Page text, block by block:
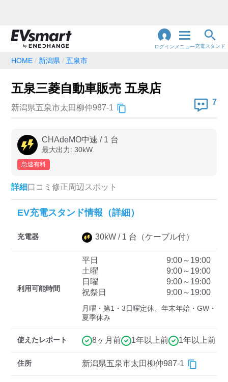
ログイン メニュー充電スタンド
地名・観光スポット・住所で検索
充電器の種類
急速充電器のみ表示
高速道路上のみ表示
認証システム
三菱ディーラーを表示
日産ディーラーを表示
充電器の出力
HOME 新潟県 五泉市
五泉三菱自動車販売 五泉店
新潟県五泉市太田柳仲987-1
7
CHAdeMO中速 / 1 台
最大出力: 30kW
急速有料
詳細口コミ 修正周辺スポット
EV充電スタンド情報（詳細）
充電器 30kW / 1 台 （ケーブル付）
利用可能時間
平日
9:00～19:00
土曜
9:00～19:00
日曜
9:00～19:00
祝祭日
9:00～19:00
月曜・第1・3日曜定休、年末年始・GW・
夏季休み
使えたレポート 8ヶ月前 1年以上前 1年以上前
住所 新潟県五泉市太田柳仲987-1